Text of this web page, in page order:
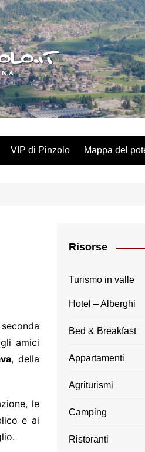
VIP di Pinzolo Mappa del
amici
, della
le
e ai
Risorse
Turismo in valle
Hotel – Alberghi
Bed & Breakfast
Appartamenti
Agriturismi
Camping
Ristoranti